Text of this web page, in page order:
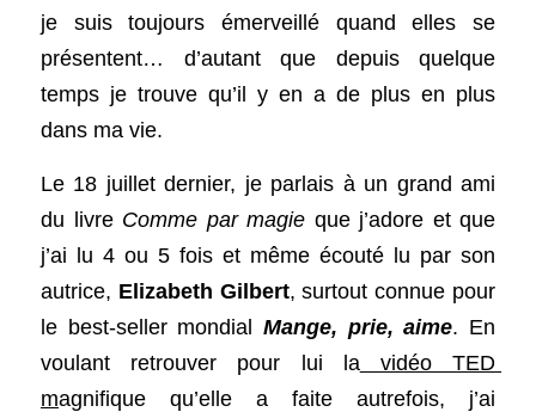
je suis toujours émerveillé quand elles se
présentent… d’autant que depuis quelque
temps je trouve qu’il y en a de plus en plus
dans ma vie.
Le 18 juillet dernier, je parlais à un grand ami
du livre Comme par magie que j’adore et que
j’ai lu 4 ou 5 fois et même écouté lu par son
autrice, Elizabeth Gilbert, surtout connue pour
le best-seller mondial Mange, prie, aime. En
voulant retrouver pour lui la vidéo TED
magnifique qu’elle a faite autrefois, j’ai